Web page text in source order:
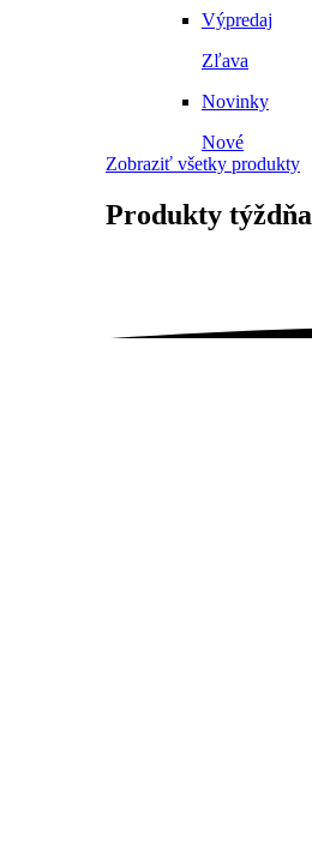
Výpredaj
Zľava
Novinky
Nové
Zobraziť všetky produkty
Produkty týždňa